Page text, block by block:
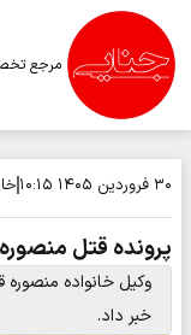
مرجع
۳۰ فروردین ۱۴۰۵ ۱۰:۱۵
پرونده قتل
وکیل خانواده
خبر داد.